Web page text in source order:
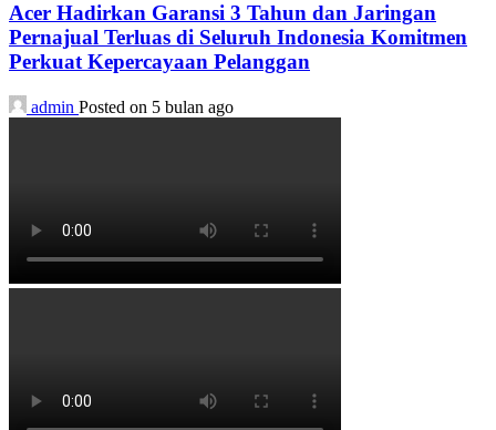
Acer Hadirkan Garansi 3 Tahun dan Jaringan
Pernajual Terluas di Seluruh Indonesia Komitmen
Perkuat Kepercayaan Pelanggan
admin Posted on 5 bulan ago